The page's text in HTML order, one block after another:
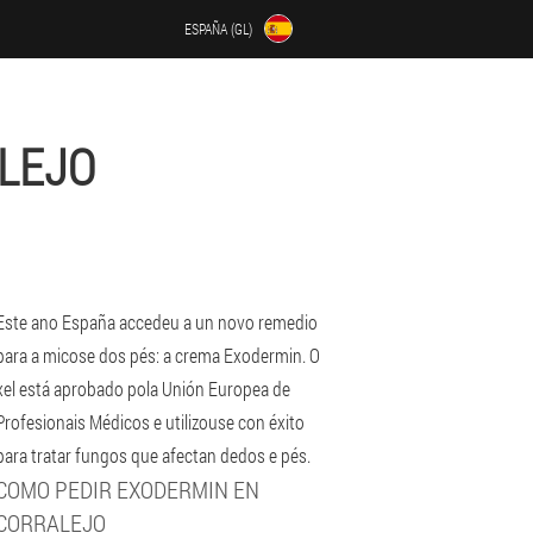
ESPAÑA (GL)
ano España accedeu a un novo remedio
a micose dos pés: a crema Exodermin. O
está aprobado pola Unión Europea de
Médicos e utilizouse con éxito
tratar fungos que afectan dedos e pés.
PEDIR EXODERMIN EN